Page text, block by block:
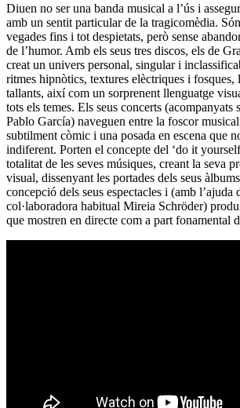
Diuen no ser una banda musical a l’ús i
amb un sentit particular de la tragicomèdia.
vegades fins i tot despietats, però sense
de l’humor. Amb els seus tres discos, els de
creat un univers personal, singular i
ritmes hipnòtics, textures elèctriques i fosques,
tallants, així com un sorprenent llenguatge
tots els temes. Els seus concerts (acompanyats
Pablo García) naveguen entre la foscor
subtilment còmic i una posada en escena que
indiferent. Porten el concepte del ‘do it
totalitat de les seves músiques, creant la seva
visual, dissenyant les portades dels seus
concepció dels seus espectacles i (amb l’ajuda
col·laboradora habitual Mireia Schröder)
que mostren en directe com a part fonamental